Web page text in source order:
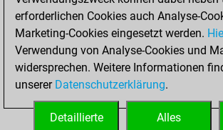
Samstag,
November 19,
2022
You created
your Fritz account
erforderlichen Cookies auch Analyse-
Marketing-Cookies eingesetzt werden.
Verwendung von Analyse-Cookies und
widersprechen. Weitere Informationen
unserer Datenschutzerklärung.
Alles
Detaillierte